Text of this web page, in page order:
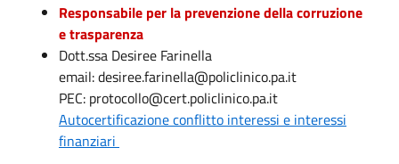
Responsabile per la prevenzione della corruzione
e trasparenza
Dott.ssa Desiree Farinella
email: desiree.farinella@policlinico.pa.it
PEC: protocollo@cert.policlinico.pa.it
Autocertificazione conflitto interessi e interessi
finanziari